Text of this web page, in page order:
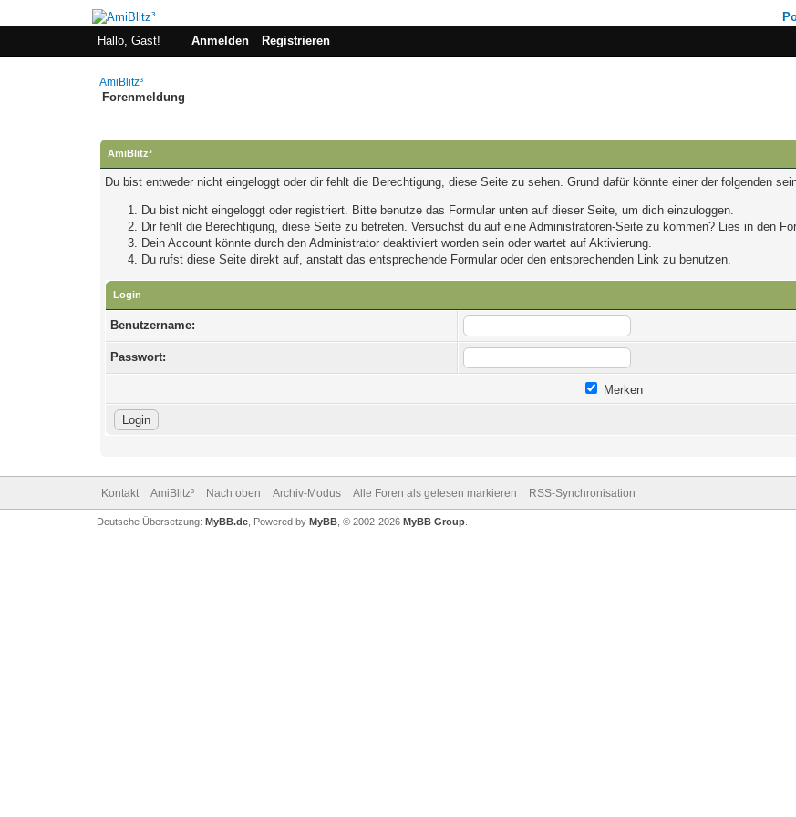
Hallo, Gast!
Anmelden Registrieren
AmiBlitz³
Forenmeldung
AmiBlitz³
Du bist entweder nicht eingeloggt oder dir fehlt die Berechtigung, diese Seite zu sehen. Grund dafür könnte einer der folgenden
Du bist nicht eingeloggt oder registriert. Bitte benutze das Formular unten auf dieser Seite, um dich einzuloggen.
Dir fehlt die Berechtigung, diese Seite zu betreten. Versuchst du auf eine Administratoren-Seite zu kommen? Lies in den
Dein Account könnte durch den Administrator deaktiviert worden sein oder wartet auf Aktivierung.
Du rufst diese Seite direkt auf, anstatt das entsprechende Formular oder den entsprechenden Link zu benutzen.
Login
Benutzername:
Passwort:
Merken
Kontakt AmiBlitz³ Nach oben Archiv-Modus Alle Foren als gelesen markieren RSS-Synchronisation
Deutsche Übersetzung: MyBB.de, Powered by MyBB, © 2002-2026 MyBB Group.